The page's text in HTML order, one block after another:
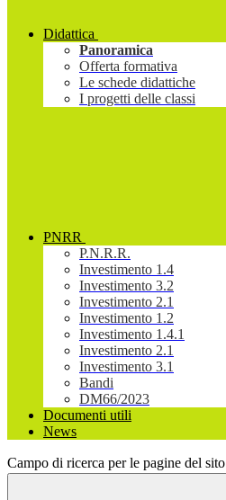
Didattica
Panoramica
Offerta formativa
Le schede didattiche
I progetti delle classi
PNRR
P.N.R.R.
Investimento 1.4
Investimento 3.2
Investimento 2.1
Investimento 1.2
Investimento 1.4.1
Investimento 2.1
Investimento 3.1
Bandi
DM66/2023
Documenti utili
News
Campo di ricerca per le pagine del sito